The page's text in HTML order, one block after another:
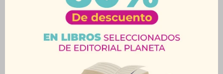
Papel Calco A4 Block
Papel Calco A4 Block
$